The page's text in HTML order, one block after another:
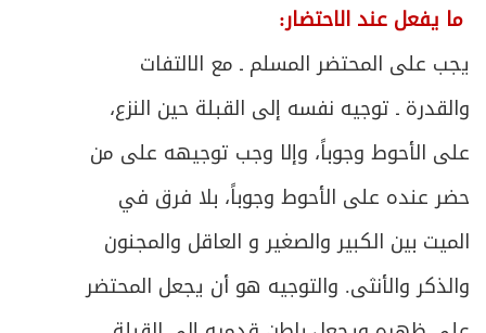
ما يفعل عند الاحتضار:
يجب على المحتضر المسلم ـ مع الالتفات
والقدرة ـ توجيه نفسه إلى القبلة حين النزع،
على الأحوط وجوباً، وإلا وجب توجيهه على من
حضر عنده على الأحوط وجوباً، بلا فرق في
الميت بين الكبير والصغير و العاقل والمجنون
والذكر والأنثى. والتوجيه هو أن يجعل المحتضر
ص
400
المبحث السادس ـ في أحكام مترتبة على
الجماعة
ص403
الفصل السادس - في سائر الصلوات الواجبة
والمستحبة
ص
405 المبحث الأول ـ في صلاة الجمعة
ص
409 المبحث الثاني ـ في صلاة الآيات
المبحث الثالث ـ في صلاة العيدين